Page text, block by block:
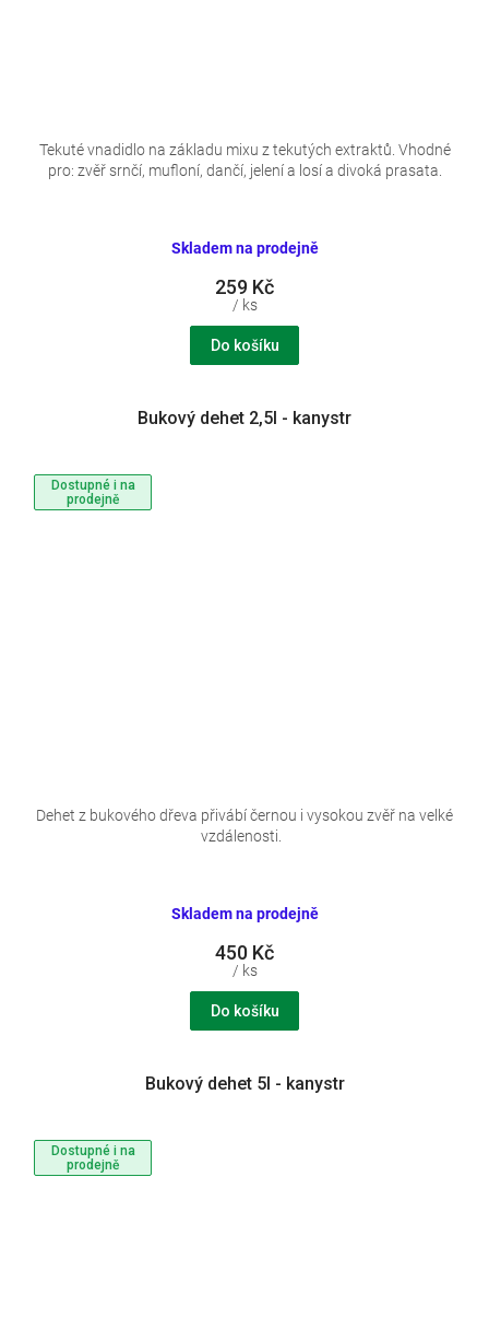
Skladem na prodejně
259 Kč
/ ks
Do košíku
Tekuté vnadidlo na základu mixu z tekutých extraktů. Vhodné
pro: zvěř srnčí, mufloní, dančí, jelení a losí a divoká prasata.
Dostupné i na
prodejně
Bukový dehet 2,5l - kanystr
Skladem na prodejně
450 Kč
/ ks
Do košíku
Dehet z bukového dřeva přivábí černou i vysokou zvěř na velké
vzdálenosti.
Dostupné i na
prodejně
Bukový dehet 5l - kanystr